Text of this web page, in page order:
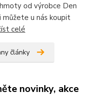
od výrobce Den
můžete u nás koupit
celé
články
novinky, akce